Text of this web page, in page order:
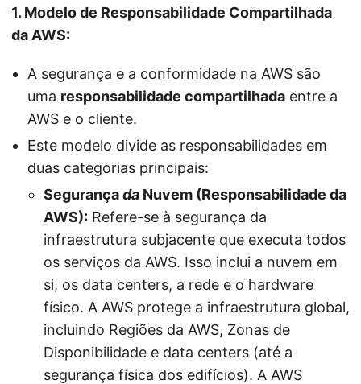
1. Modelo de Responsabilidade Compartilhada
da AWS:
A segurança e a conformidade na AWS são
uma responsabilidade compartilhada entre a
AWS e o cliente.
Este modelo divide as responsabilidades em
duas categorias principais:
Segurançada Nuvem (Responsabilidade da
AWS): Refere-se à segurança da
infraestrutura subjacente que executa todos
os serviços da AWS. Isso inclui a nuvem em
si, os data centers, a rede e o hardware
físico. A AWS protege a infraestrutura global,
incluindo Regiões da AWS, Zonas de
Disponibilidade e data centers (até a
segurança física dos edifícios). A AWS